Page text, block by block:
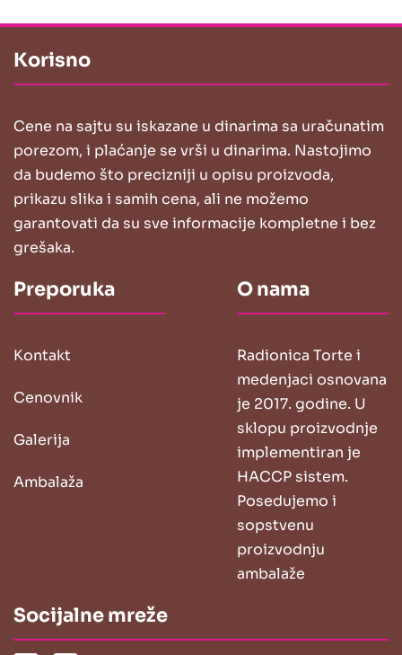
Korisno
Cene na sajtu su iskazane u dinarima sa uračunatim
porezom, i plaćanje se vrši u dinarima. Nastojimo
da budemo što precizniji u opisu proizvoda,
prikazu slika i samih cena, ali ne možemo
garantovati da su sve informacije kompletne i bez
grešaka.
Preporuka
Kontakt
Cenovnik
Galerija
Ambalaža
O nama
Radionica Torte i
medenjaci osnovana
je 2017. godine. U
sklopu proizvodnje
implementiran je
HACCP sistem.
Posedujemo i
sopstvenu
proizvodnju
ambalaže
Socijalne mreže